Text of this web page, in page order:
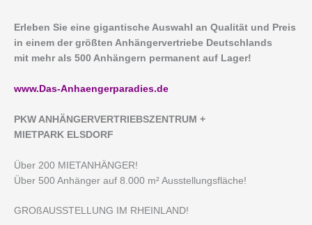
Erleben Sie eine gigantische Auswahl an Qualität und Preis
in einem der größten Anhängervertriebe Deutschlands
mit mehr als 500 Anhängern permanent auf Lager!
www.Das-Anhaengerparadies.de
PKW ANHÄNGERVERTRIEBSZENTRUM +
MIETPARK ELSDORF
Über 200 MIETANHÄNGER!
Über 500 Anhänger auf 8.000 m² Ausstellungsfläche!
GROßAUSSTELLUNG IM RHEINLAND!